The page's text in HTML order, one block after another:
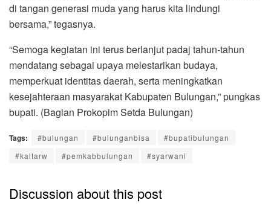
di tangan generasi muda yang harus kita lindungi
bersama,” tegasnya.
“Semoga kegiatan ini terus berlanjut padaj tahun-tahun
mendatang sebagai upaya melestarikan budaya,
memperkuat identitas daerah, serta meningkatkan
kesejahteraan masyarakat Kabupaten Bulungan,” pungkas
bupati. (Bagian Prokopim Setda Bulungan)
Tags: #bulungan #bulunganbisa
#bupatibulungan
#kaltarw
#pemkabbulungan #syarwani
Discussion about this post